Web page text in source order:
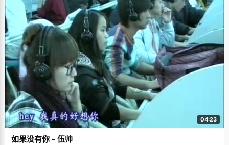
04:23
如果没有你 - 伍帅